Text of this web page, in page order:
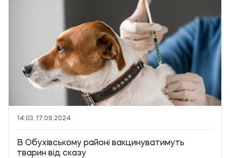
14:03, 17.09.2024
В Обухівському районі вакцинуватимуть
тварин від сказу